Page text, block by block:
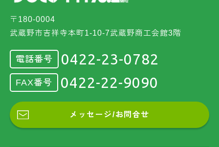
〒180-0004
武蔵野市吉祥寺本町1-10-7武蔵野商工会館3階
電話番号 0422-23-0782
FAX番号 0422-22-9090
メッセージ/お問合せ